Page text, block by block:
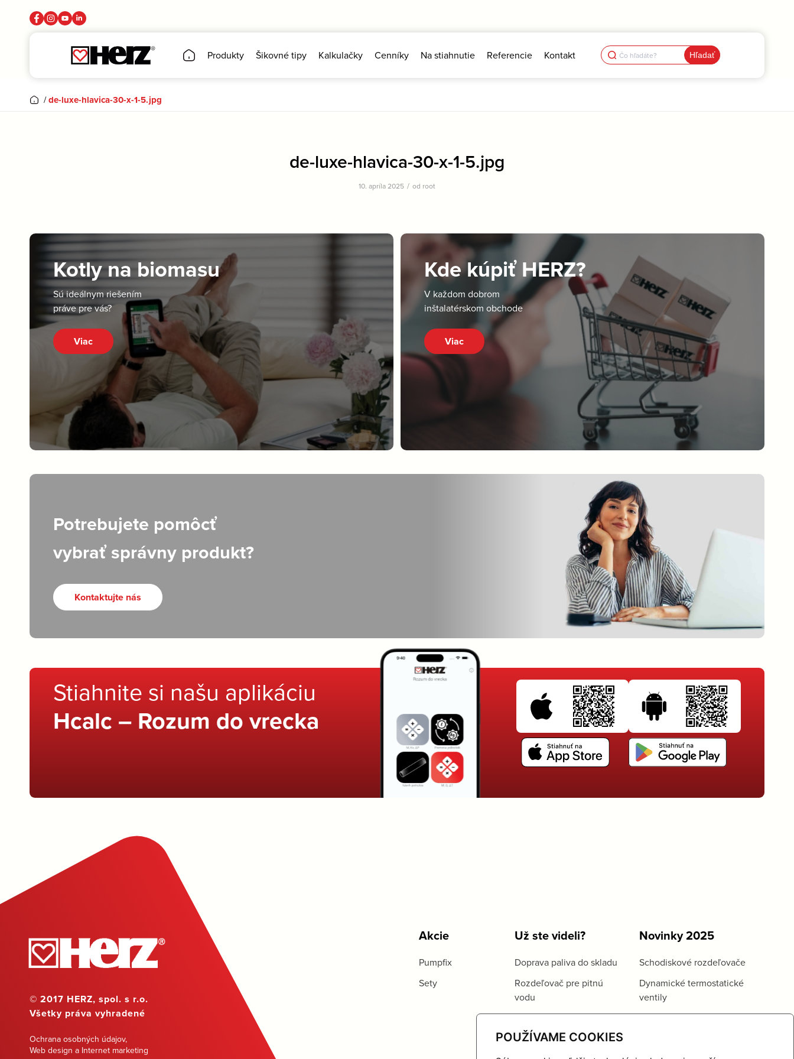
POUŽÍVAME COOKIES
Produkty Šikovné tipy Kalkulačky Cenníky Na stiahnutie Referencie Kontakt Search
for:
/de-luxe-hlavica-30-x-1-5.jpg
de-luxe-hlavica-30-x-1-5.jpg
10. apríla 2025 / od root
Kotly na biomasu
Sú ideálnym riešením
práve pre vás?
Viac
Kde kúpiť HERZ?
V každom dobrom
inštalatérskom obchode
Viac
Potrebujete pomôcť
vybrať správny produkt?
Kontaktujte nás
Stiahnite si našu aplikáciu
Hcalc – Rozum do vrecka
© 2017 HERZ, spol. s r.o.
Všetky práva vyhradené
Ochrana osobných údajov,
Web design a Internet marketing
Akcie
Pumpfix
Sety
Už ste videli?
Doprava paliva do skladu
Rozdeľovač pre pitnú
vodu
Novinky 2025
Schodiskové rozdeľovače
Dynamické termostatické
ventily